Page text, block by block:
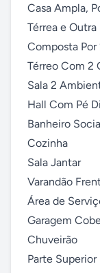
Casa Ampla,
Térrea e
Composta Por
Térreo Com 2
Sala 2
Hall Com Pé
Banheiro
Cozinha
Sala Jantar
Varandão
Área de
Garagem
Chuveirão
Parte Superior